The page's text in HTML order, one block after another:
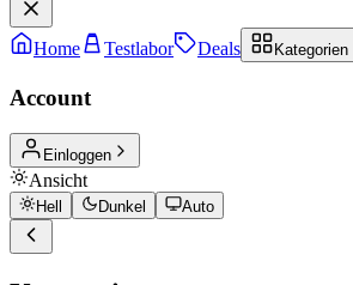
Home Testlabor Deals Kategorien
Account
Einloggen
Ansicht
Hell Dunkel Auto